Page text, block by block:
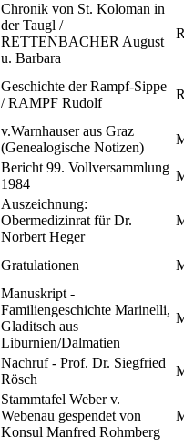
Chronik von St. Koloman in
der Taugl /
RETTENBACHER August
u. Barbara
Geschichte der Rampf-Sippe
/ RAMPF Rudolf
v.Warnhauser aus Graz
(Genealogische Notizen)
Bericht 99. Vollversammlung
1984
Auszeichnung:
Obermedizinrat für Dr.
Norbert Heger
Gratulationen
Manuskript -
Familiengeschichte Marinelli,
Gladitsch aus
Liburnien/Dalmatien
Nachruf - Prof. Dr. Siegfried
Rösch
Stammtafel Weber v.
Webenau gespendet von
Konsul Manfred Rohmberg